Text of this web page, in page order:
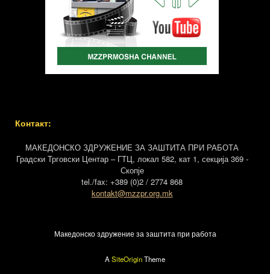
Контакт:
МАКЕДОНСКО ЗДРУЖЕНИЕ ЗА ЗАШТИТА ПРИ РАБОТА
Градски Трговски Центар – ГТЦ, локал 582, кат 1, секција 369 -
Скопје
tel./fax: +389 (0)2 / 2774 868
kontakt@mzzpr.org.mk
Македонско здружение за заштита при работа
ASiteOriginTheme